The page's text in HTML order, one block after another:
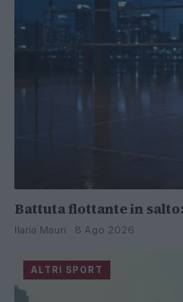
Battuta flottante in
Ilaria Mauri · 8 Ago 2026
ALTRI SPORT